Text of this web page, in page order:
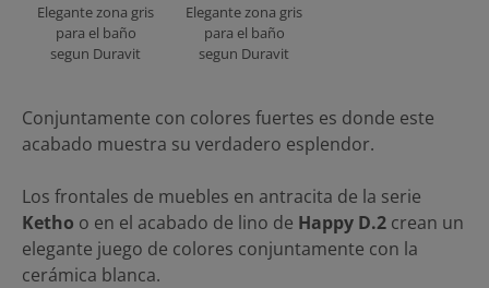
Elegante zona gris
para el baño
segun Duravit
Elegante zona gris
para el baño
segun Duravit
Conjuntamente con colores fuertes es donde este
acabado muestra su verdadero esplendor.
Los frontales de muebles en antracita de la serie
Ketho o en el acabado de lino de Happy D.2 crean un
elegante juego de colores conjuntamente con la
cerámica blanca.